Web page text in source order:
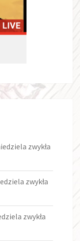
zwykła
zwykła
zwykła